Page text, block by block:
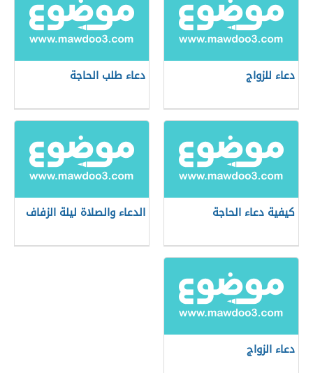
دعاء للزواج دعاء طلب الحاجة
كيفية دعاء الحاجة الدعاء والصلاة ليلة الزفاف
دعاء الزواج